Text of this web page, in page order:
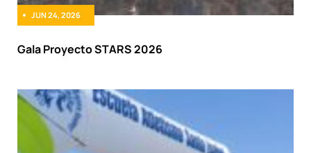
JUN 24, 2026
Gala Proyecto STARS 2026